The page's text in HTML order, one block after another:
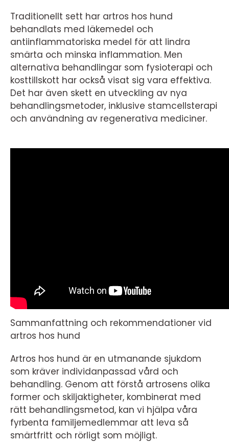
Traditionellt sett har artros hos hund
behandlats med läkemedel och
antiinflammatoriska medel för att lindra
smärta och minska inflammation. Men
alternativa behandlingar som fysioterapi och
kosttillskott har också visat sig vara effektiva.
Det har även skett en utveckling av nya
behandlingsmetoder, inklusive stamcellsterapi
och användning av regenerativa mediciner.
Sammanfattning och rekommendationer vid
artros hos hund
Artros hos hund är en utmanande sjukdom
som kräver individanpassad vård och
behandling. Genom att förstå artrosens olika
former och skiljaktigheter, kombinerat med
rätt behandlingsmetod, kan vi hjälpa våra
fyrbenta familjemedlemmar att leva så
smärtfritt och rörligt som möjligt.